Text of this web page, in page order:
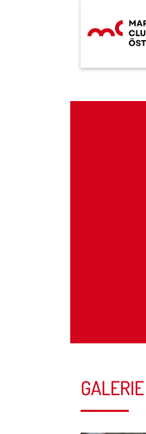
GALERIE